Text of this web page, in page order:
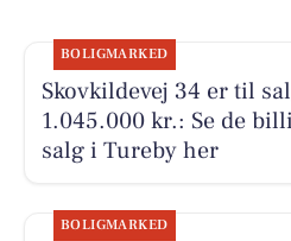
BOLIGMARKED
Skovkildevej 34 er til
1.045.000 kr.: Se de
salg i Tureby her
BOLIGMARKED